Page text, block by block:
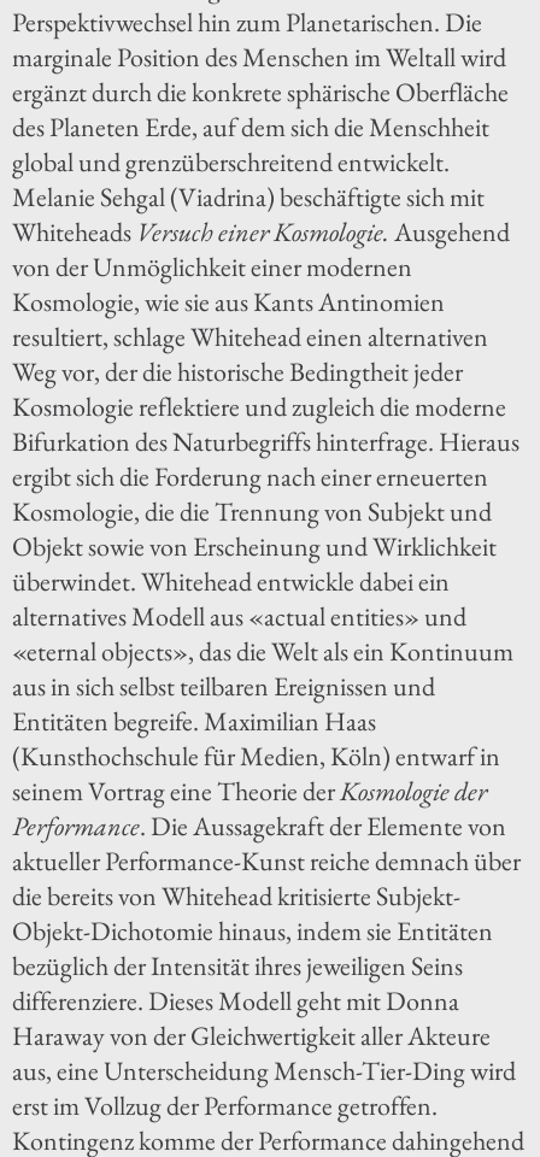
Perspektivwechsel hin zum Planetarischen. Die
marginale Position des Menschen im Weltall wird
ergänzt durch die konkrete sphärische Oberfläche
des Planeten Erde, auf dem sich die Menschheit
global und grenzüberschreitend entwickelt.
Melanie Sehgal (Viadrina) beschäftigte sich mit
Whiteheads Versuch einer Kosmologie. Ausgehend
von der Unmöglichkeit einer modernen
Kosmologie, wie sie aus Kants Antinomien
resultiert, schlage Whitehead einen alternativen
Weg vor, der die historische Bedingtheit jeder
Kosmologie reflektiere und zugleich die moderne
Bifurkation des Naturbegriffs hinterfrage. Hieraus
ergibt sich die Forderung nach einer erneuerten
Kosmologie, die die Trennung von Subjekt und
Objekt sowie von Erscheinung und Wirklichkeit
überwindet. Whitehead entwickle dabei ein
alternatives Modell aus «actual entities» und
«eternal objects», das die Welt als ein Kontinuum
aus in sich selbst teilbaren Ereignissen und
Entitäten begreife. Maximilian Haas
(Kunsthochschule für Medien, Köln) entwarf in
seinem Vortrag eine Theorie derKosmologie der
Performance. Die Aussagekraft der Elemente von
aktueller Performance-Kunst reiche demnach über
die bereits von Whitehead kritisierte Subjekt-
Objekt-Dichotomie hinaus, indem sie Entitäten
bezüglich der Intensität ihres jeweiligen Seins
differenziere. Dieses Modell geht mit Donna
Haraway von der Gleichwertigkeit aller Akteure
aus, eine Unterscheidung Mensch-Tier-Ding wird
erst im Vollzug der Performance getroffen.
Kontingenz komme der Performance dahingehend